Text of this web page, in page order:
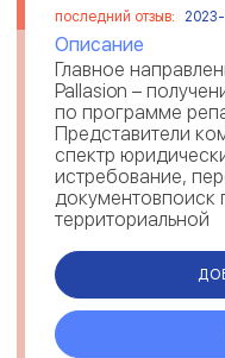
последний отзыв:
Описание
Главное
Pallasion –
по программе
Представители
спектр
истребование,
документовпоиск
территориальной
и организация п...